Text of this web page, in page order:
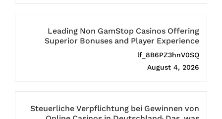
Leading Non GamStop Casinos Offering
Superior Bonuses and Player Experience
lf_8B6PZ3hnV0SQ
August 4, 2026
Steuerliche Verpflichtung bei Gewinnen von